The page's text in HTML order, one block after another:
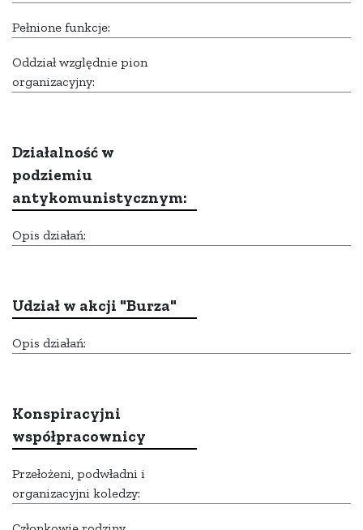
Pełnione funkcje:
Oddział względnie pion
organizacyjny:
Działalność w
podziemiu
antykomunistycznym:
Opis działań:
Udział w akcji "Burza"
Opis działań:
Konspiracyjni
współpracownicy
Przełożeni, podwładni i
organizacyjni koledzy: